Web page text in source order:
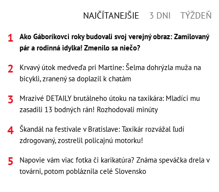
NAJČÍTANEJŠIE 3 DNI TÝŽDEŇ
Ako Gáboríkovci roky budovali svoj verejný obraz: Zamilovaný
pár a rodinná idylka! Zmenilo sa niečo?
Krvavý útok medveďa pri Martine: Šelma dohrýzla muža na
bicykli, zranený sa doplazil k chatám
Mrazivé DETAILY brutálneho útoku na taxikára: Mladíci mu
zasadili 13 bodných rán! Rozhodovali minúty
Škandál na festivale v Bratislave: Taxikár rozvážal ľudí
zdrogovaný, zostrelil policajnú motorku!
Napovie vám viac fotka či karikatúra? Známa speváčka drela v
továrni, potom pobláznila celé Slovensko